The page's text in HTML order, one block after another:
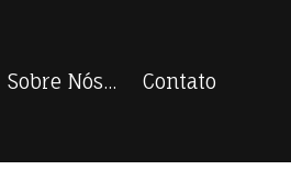
Sobre Nós... Contato